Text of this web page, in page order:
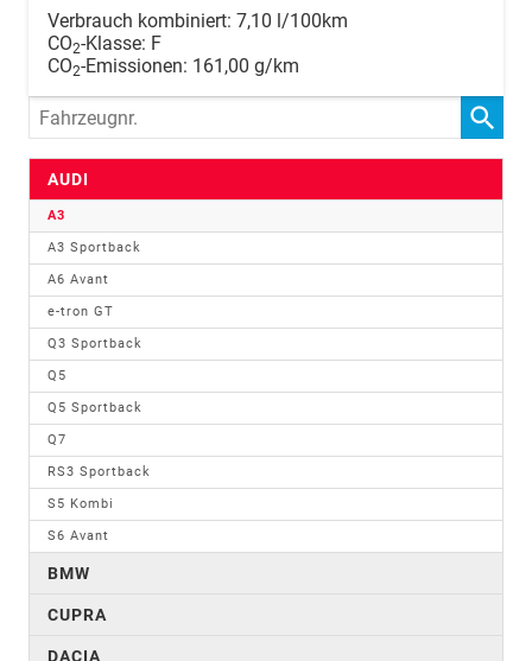
Verbrauch kombiniert: 7,10 l/100km
CO2-Klasse: F
CO2-Emissionen: 161,00 g/km
Fahrzeugnr.
AUDI
A3
A3 Sportback
A6 Avant
e-tron GT
Q3 Sportback
Q5
Q5 Sportback
Q7
RS3 Sportback
S5 Kombi
S6 Avant
BMW
CUPRA
DACIA